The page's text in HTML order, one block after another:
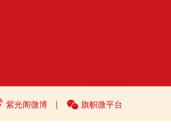
紫光阁微博 | 旗帜微平台